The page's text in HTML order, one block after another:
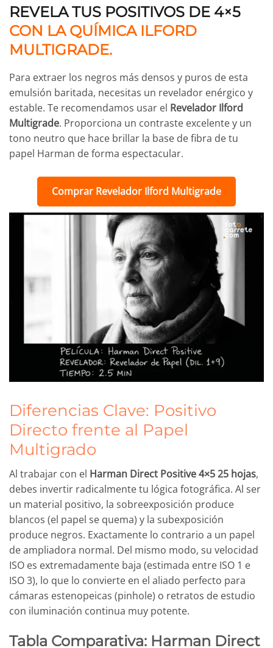
REVELA TUS POSITIVOS DE 4×5
CON LA QUÍMICA ILFORD
MULTIGRADE.
Para extraer los negros más densos y puros de esta
emulsión baritada, necesitas un revelador enérgico y
estable. Te recomendamos usar el Revelador Ilford
Multigrade. Proporciona un contraste excelente y un
tono neutro que hace brillar la base de fibra de tu
papel Harman de forma espectacular.
Comprar Revelador Ilford Multigrade
Diferencias Clave: Positivo
Directo frente al Papel
Multigrado
Al trabajar con el Harman Direct Positive 4×5 25 hojas,
debes invertir radicalmente tu lógica fotográfica. Al ser
un material positivo, la sobreexposición produce
blancos (el papel se quema) y la subexposición
produce negros. Exactamente lo contrario a un papel
de ampliadora normal. Del mismo modo, su velocidad
ISO es extremadamente baja (estimada entre ISO 1 e
ISO 3), lo que lo convierte en el aliado perfecto para
cámaras estenopeicas (pinhole) o retratos de estudio
con iluminación continua muy potente.
Tabla Comparativa: Harman Direct